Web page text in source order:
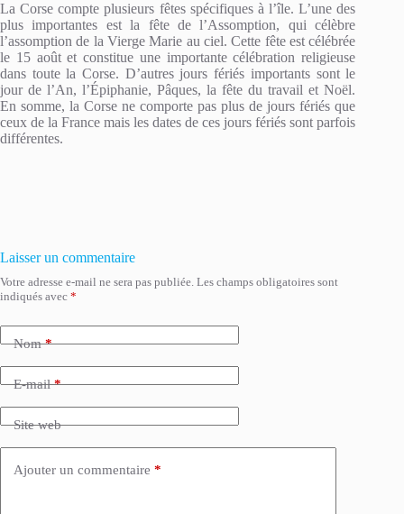
La Corse compte plusieurs fêtes spécifiques à l’île. L’une des
plus importantes est la fête de l’Assomption, qui célèbre
l’assomption de la Vierge Marie au ciel. Cette fête est célébrée
le 15 août et constitue une importante célébration religieuse
dans toute la Corse. D’autres jours fériés importants sont le
jour de l’An, l’Épiphanie, Pâques, la fête du travail et Noël.
En somme, la Corse ne comporte pas plus de jours fériés que
ceux de la France mais les dates de ces jours fériés sont parfois
différentes.
Laisser un commentaire
Votre adresse e-mail ne sera pas publiée. Les champs obligatoires sont
indiqués avec *
Nom*
E-mail*
Site web
Ajouter un commentaire *